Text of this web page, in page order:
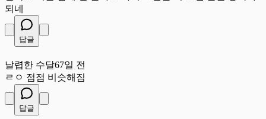
되네
답글
날렵한 수달67일 전
ㄹㅇ 점점 비슷해짐
답글